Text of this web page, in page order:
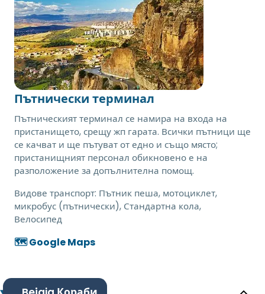
Пътнически терминал
Пътническият терминал се намира на входа на
пристанището, срещу жп гарата. Всички пътници ще
се качват и ще пътуват от едно и също място;
пристанищният персонал обикновено е на
разположение за допълнителна помощ.
Видове транспорт: Пътник пеша, мотоциклет,
микробус (пътнически), Стандартна кола,
Велосипед
🗺️ Google Maps